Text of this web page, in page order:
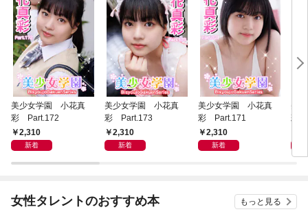
美少女学園 小花真
彩 Part.172
2,310
新着
美少女学園 小花真
彩 Part.173
2,310
新着
美少女学園 小花真
彩 Part.171
2,310
新着
美
彩
女性タレントのおすすめ本 もっと見る